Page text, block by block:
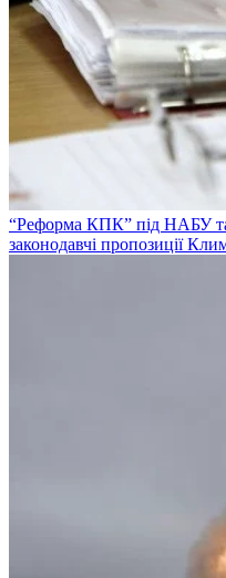
“Реформа КПК” під НАБУ
законодавчі пропозиції